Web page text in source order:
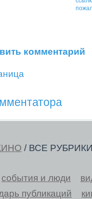
комментарий
/ ВСЕ
события и люди
публикаций